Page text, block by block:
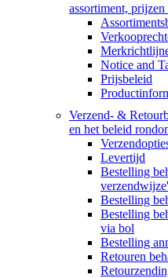
assortiment,
Notice and
Prijsbeleid
Verzend- &
en het beleid
Levertijd
Bestelling
verzendwijze'
Bestelling
Bestelling
via bol
Bestelling
Retouren